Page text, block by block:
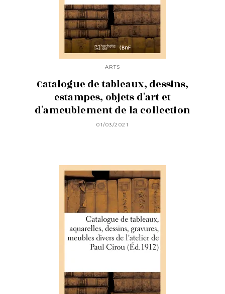
ARTS
Catalogue de tableaux, dessins,
estampes, objets d'art et
d'ameublement de la collection
01/03/2021